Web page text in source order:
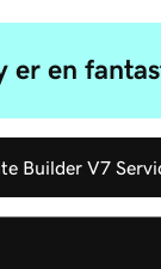
er en
Builder V7